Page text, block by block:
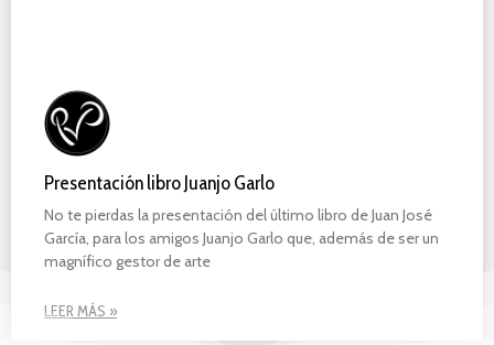
Presentación libro Juanjo Garlo
No te pierdas la presentación del último libro de Juan José
García, para los amigos Juanjo Garlo que, además de ser un
magnífico gestor de arte
LEER MÁS »